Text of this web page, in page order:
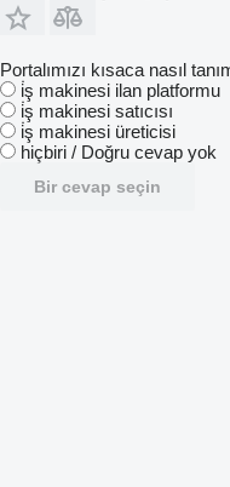
Portalımızı kısaca nasıl
i̇ş makinesi ilan platformu
i̇ş makinesi satıcısı
i̇ş makinesi üreticisi
hiçbiri / Doğru cevap yok
Bir cevap seçin